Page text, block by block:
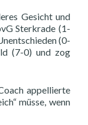
Gesicht und
Sterkrade (1-
(0-
(7-0) und zog
appellierte
müsse, wenn